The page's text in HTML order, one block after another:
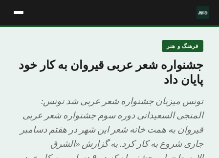
فرهنگ و هنر
جشنواره شعر عربی قیروان به کار خود
پایان داد
تونس میزبان جشنواره شعر عربی شد تونس:
المنجی السعیدانی دوره سوم جشنواره شعر عربی
قیروان به همت خانه شعر این شهر در هفتم دسامبر
جاری شروع به کار کرد. به گزارش «الشرق